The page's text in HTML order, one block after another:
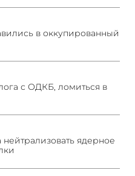
в оккупированный
с ОДКБ, ломиться в
ядерное